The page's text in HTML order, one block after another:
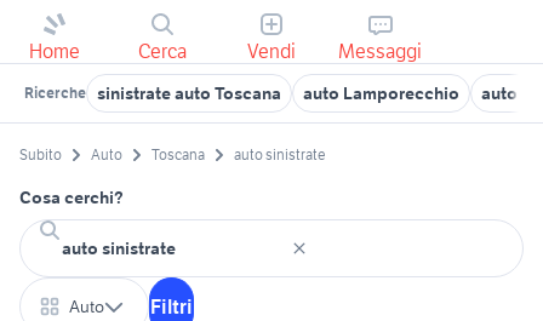
Home Cerca Vendi Messaggi
Ricerche sinistrate auto Toscana auto Lamporecchio auto
Subito Auto Toscana auto sinistrate
Cosa cerchi?
Auto Filtri